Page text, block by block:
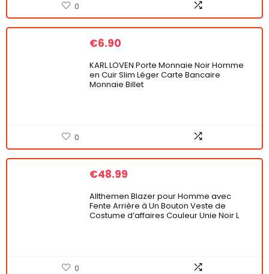
0
€6.90
KARL LOVEN Porte Monnaie Noir Homme
en Cuir Slim Léger Carte Bancaire
Monnaie Billet
0
€48.99
Allthemen Blazer pour Homme avec
Fente Arrière à Un Bouton Veste de
Costume d’affaires Couleur Unie Noir L
0